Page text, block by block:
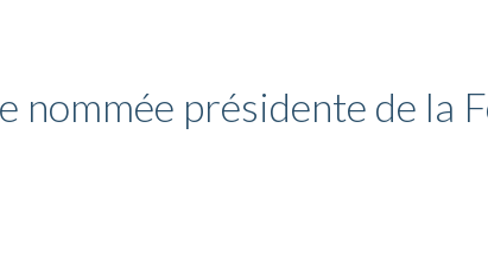
nommée présidente de la